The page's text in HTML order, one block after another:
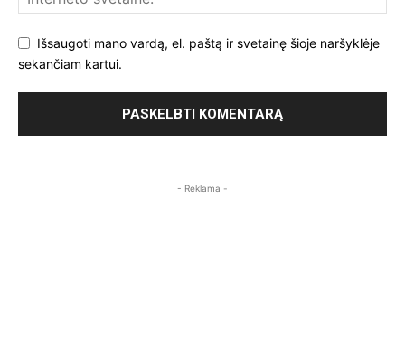
Išsaugoti mano vardą, el. paštą ir svetainę šioje naršyklėje
sekančiam kartui.
- Reklama -